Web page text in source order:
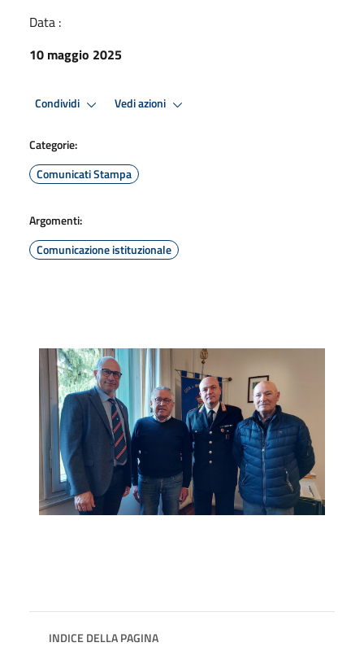
Data :
10 maggio 2025
Condividi Vedi azioni
Categorie:
Comunicati Stampa
Argomenti:
Comunicazione istituzionale
INDICE DELLA PAGINA